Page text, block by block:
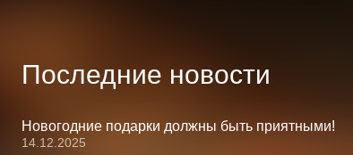
Последние новости
Новогодние подарки должны быть приятными!
14.12.2025